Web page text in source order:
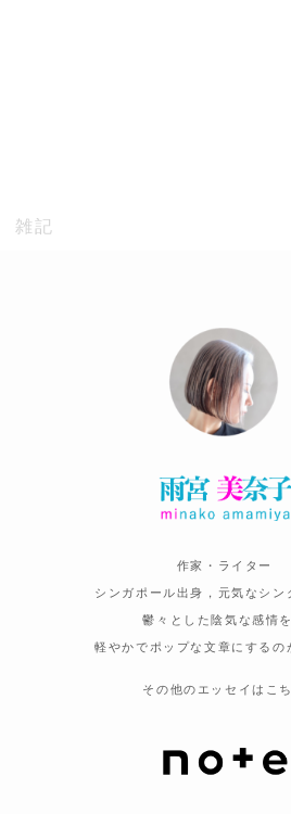
雑記
作家・ライター
シンガポール出身，元気なシン
鬱々とした陰気な感情を
軽やかでポップな文章にするの
その他のエッセイはこ